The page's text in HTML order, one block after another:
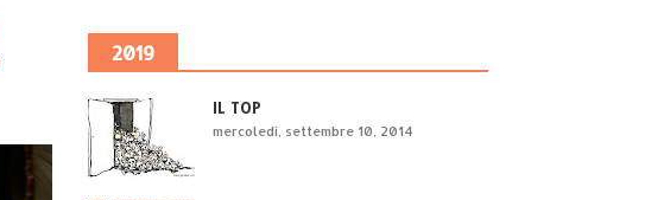
2019
IL TOP
mercoledì, settembre 10, 2014